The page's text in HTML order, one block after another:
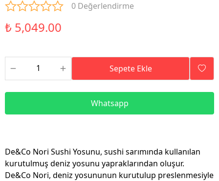
0 Değerlendirme
₺ 5,049.00
Sepete Ekle
Whatsapp
De&Co Nori Sushi Yosunu, sushi sarımında kullanılan
kurutulmuş deniz yosunu yapraklarından oluşur.
De&Co Nori, deniz yosununun kurutulup preslenmesiyle